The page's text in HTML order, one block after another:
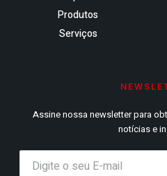
Produtos
Serviços
Assine nossa newsletter para
notícias e